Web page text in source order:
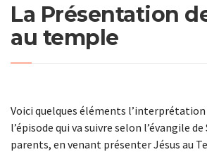
La Présentation
au temple
Voici quelques éléments
l’épisode qui va suivre selon l’évangile
parents, en venant présenter Jésus au